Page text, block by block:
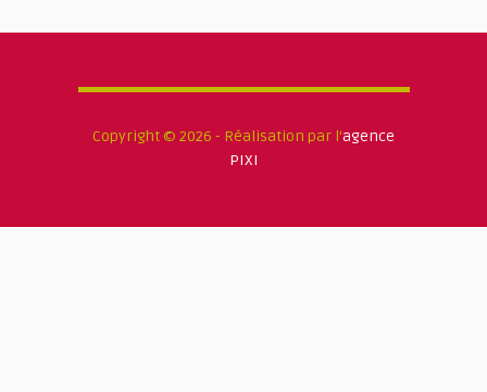
Copyright © 2026 - Réalisation par l'agence
PIXI